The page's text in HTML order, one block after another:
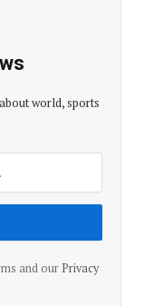
world, sports
and our Privacy